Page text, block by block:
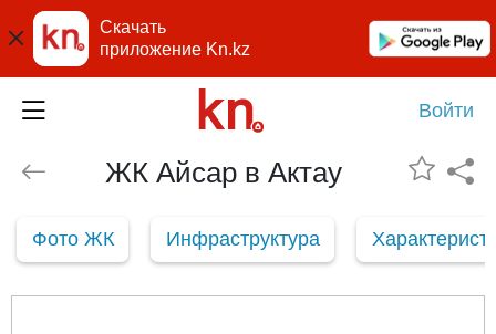
Скачать
приложение Kn.kz
Войти
ЖК Айсар в Актау
Фото ЖК Инфраструктура